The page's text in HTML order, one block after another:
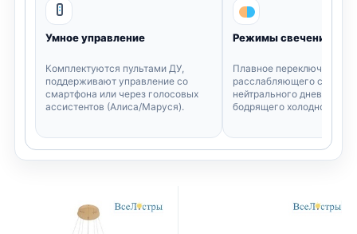
Умное управление
Комплектуются пультами ДУ,
поддерживают управление со
смартфона или через голосовых
ассистентов (Алиса/Маруся).
Режимы свечения
Плавное переключение:
расслабляющего света
нейтрального дневного
бодрящего холодного.